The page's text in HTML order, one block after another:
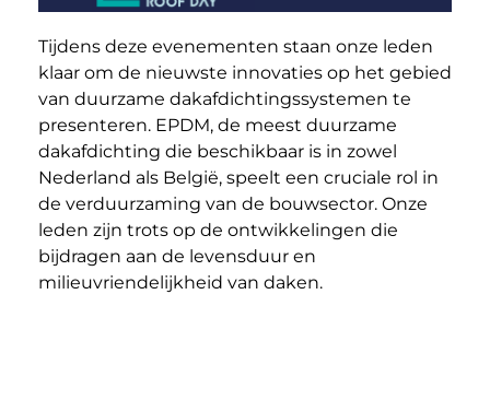
Tijdens deze evenementen staan onze leden
klaar om de nieuwste innovaties op het gebied
van duurzame dakafdichtingssystemen te
presenteren. EPDM, de meest duurzame
dakafdichting die beschikbaar is in zowel
Nederland als België, speelt een cruciale rol in
de verduurzaming van de bouwsector. Onze
leden zijn trots op de ontwikkelingen die
bijdragen aan de levensduur en
milieuvriendelijkheid van daken.